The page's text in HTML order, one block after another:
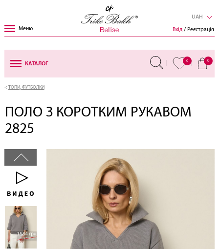
UAH
Меню
КАТАЛОГ
0 0
Вхід / Реєстрація
ТОПИ, ФУТБОЛКИ
ПОЛО З КОРОТКИМ РУКАВОМ
2825